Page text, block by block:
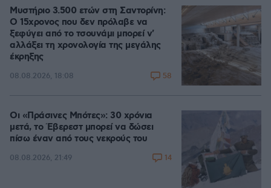
Μυστήριο 3.500 ετών στη Σαντορίνη:
Ο 15χρονος που δεν πρόλαβε να
ξεφύγει από το τσουνάμι μπορεί ν'
αλλάξει τη χρονολογία της μεγάλης
έκρηξης
08.08.2026, 18:08 58
Οι «Πράσινες Μπότες»: 30 χρόνια
μετά, το Έβερεστ μπορεί να δώσει
πίσω έναν από τους νεκρούς του
08.08.2026, 21:49 14